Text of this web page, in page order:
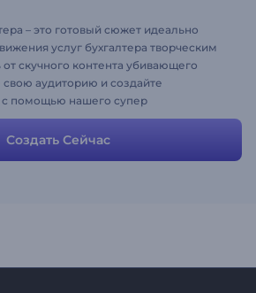
– это готовый сюжет идеально
услуг бухгалтера творческим
скучного контента убивающего
свою аудиторию и создайте
с помощью нашего супер
объясняющих видео.
Создать Сейчас